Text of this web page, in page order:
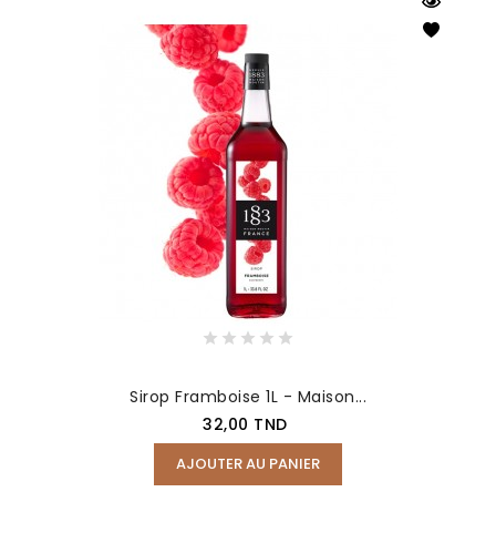
Sirop Framboise 1L - Maison...
Prix
32,00 TND
AJOUTER AU PANIER